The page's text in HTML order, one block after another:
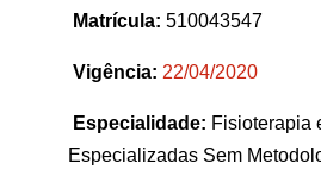
Matrícula: 510043547
Vigência: 22/04/2020
Especialidade: Fisioterapia
Especializadas Sem